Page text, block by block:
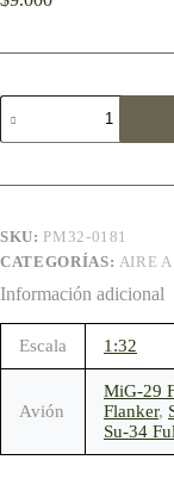
SKU: PM32-0181
CATEGORÍAS: AIRE
Información adicional
Escala 1:32
Avión
MiG-29
Flanker,
Su-34